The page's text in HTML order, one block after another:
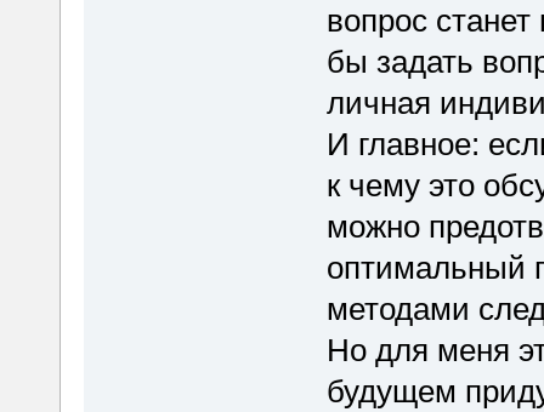
вопрос
бы задать
личная
И главное:
к чему это
можно
оптимальный
методами
Но для меня
будущем